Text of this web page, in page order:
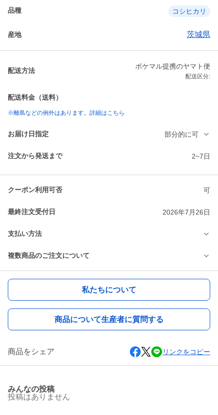
品種 コシヒカリ
産地 茨城県
配送方法
ポケマル提携のヤマト便
配送区分:
配送料金（送料）
※離島などの例外はあります。詳細はこちら
お届け日指定 部分的に可
注文から発送まで 2~7日
クーポン利用可否 可
最終注文受付日 2026年7月26日
支払い方法
複数商品のご注文について
私たちについて
商品について生産者に質問する
商品をシェア リンクをコピー
みんなの投稿
投稿はありません